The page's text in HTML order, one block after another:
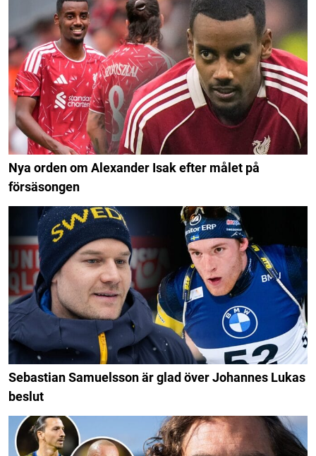
Nya orden om Alexander Isak efter målet på
försäsongen
Sebastian Samuelsson är glad över Johannes Lukas
beslut